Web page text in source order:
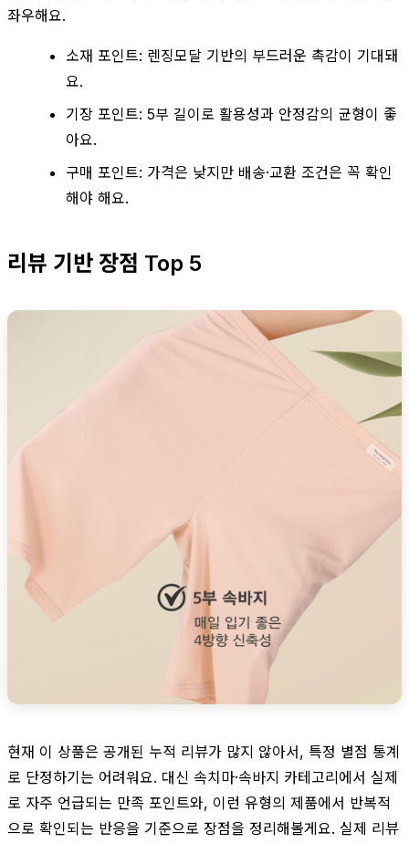
좌우해요.
소재 포인트: 렌징모달 기반의 부드러운 촉감이 기대돼
요.
기장 포인트: 5부 길이로 활용성과 안정감의 균형이 좋
아요.
구매 포인트: 가격은 낮지만 배송·교환 조건은 꼭 확인
해야 해요.
리뷰 기반 장점 Top 5
현재 이 상품은 공개된 누적 리뷰가 많지 않아서, 특정 별점 통계
로 단정하기는 어려워요. 대신 속치마·속바지 카테고리에서 실제
로 자주 언급되는 만족 포인트와, 이런 유형의 제품에서 반복적
으로 확인되는 반응을 기준으로 장점을 정리해볼게요. 실제 리뷰